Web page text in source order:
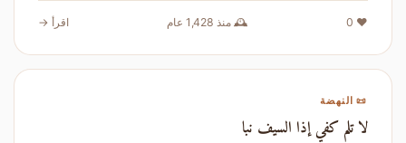
❤️ 0 🕰️ منذ 1,428 عام اقرأ →
📜 النهضة
لا تلم كفي إذا السيف نبا